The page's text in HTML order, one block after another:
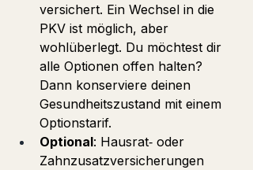
versichert. Ein Wechsel in die
PKV ist möglich, aber
wohlüberlegt. Du möchtest dir
alle Optionen offen halten?
Dann konserviere deinen
Gesundheitszustand mit einem
Optionstarif.
Optional: Hausrat‑ oder
Zahnzusatzversicherungen